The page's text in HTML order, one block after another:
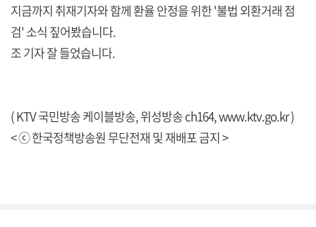
지금까지 취재기자와 함께 환율 안정을 위한 '불법 외환거래 점
검' 소식 짚어봤습니다.
조 기자 잘 들었습니다.
( KTV 국민방송 케이블방송, 위성방송 ch164,www.ktv.go.kr)
< ⓒ 한국정책방송원 무단전재 및 재배포 금지 >